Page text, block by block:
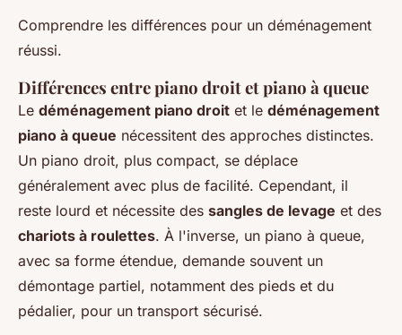
Comprendre les différences pour un déménagement
réussi.
Différences entre piano droit et piano à queue
Le déménagement piano droit et le déménagement
piano à queue nécessitent des approches distinctes.
Un piano droit, plus compact, se déplace
généralement avec plus de facilité. Cependant, il
reste lourd et nécessite des sangles de levage et des
chariots à roulettes. À l'inverse, un piano à queue,
avec sa forme étendue, demande souvent un
démontage partiel, notamment des pieds et du
pédalier, pour un transport sécurisé.